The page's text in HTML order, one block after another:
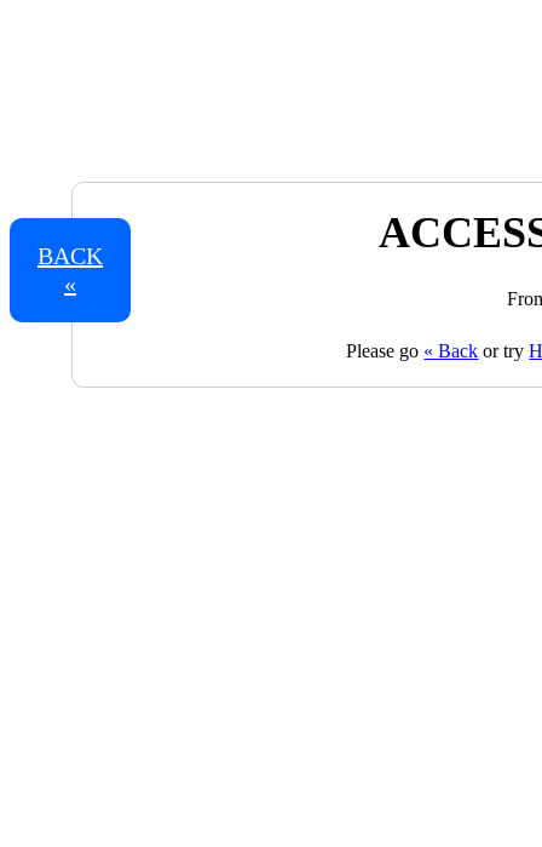
BACK
«
Please go « Back or try